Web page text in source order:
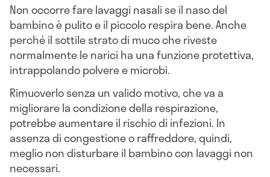
Non occorre fare lavaggi nasali se il naso del
bambino è pulito e il piccolo respira bene. Anche
perché il sottile strato di muco che riveste
normalmente le narici ha una funzione protettiva,
intrappolando polvere e microbi.
Rimuoverlo senza un valido motivo, che va a
migliorare la condizione della respirazione,
potrebbe aumentare il rischio di infezioni. In
assenza di congestione o raffreddore, quindi,
meglio non disturbare il bambino con lavaggi non
necessari.